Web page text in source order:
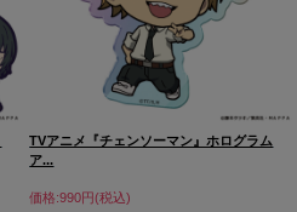
TVアニメ『チェンソーマン』ホログラム
ア...
価格:990円(税込)